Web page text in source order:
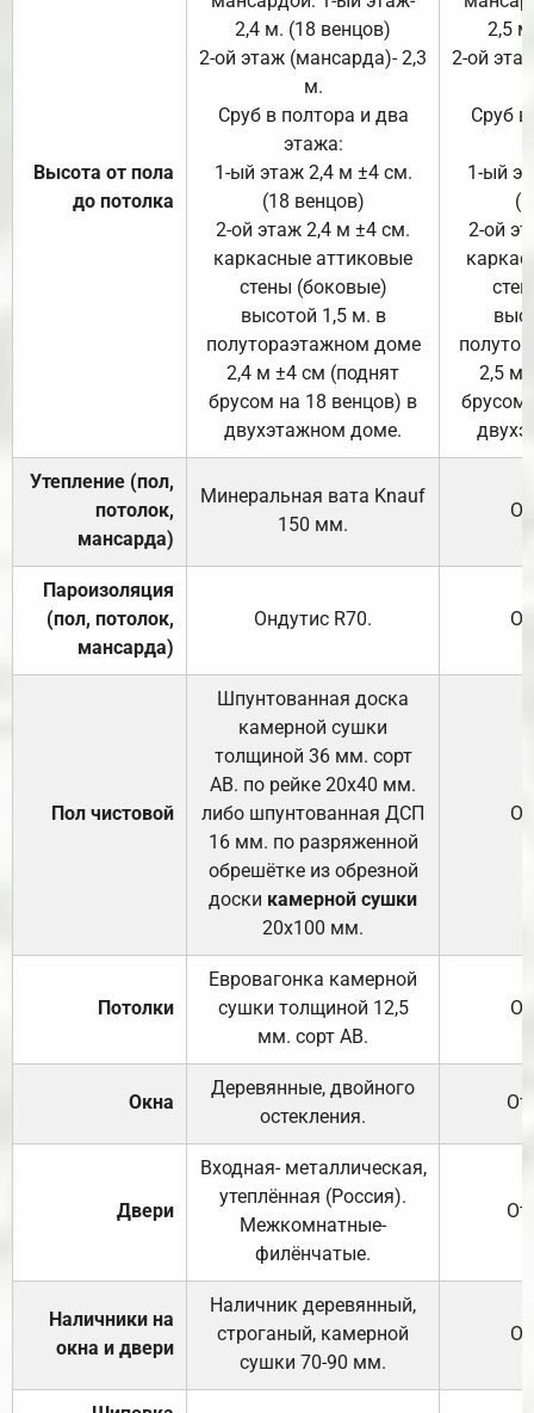
Высота от пола
до потолка
2,4 м. (18 венцов)
2-ой этаж (мансарда)- 2,3
м.
Сруб в полтора и два
этажа:
1-ый этаж 2,4 м ±4 см.
(18 венцов)
2-ой этаж 2,4 м ±4 см.
каркасные аттиковые
стены (боковые)
высотой 1,5 м. в
полутораэтажном доме
2,4 м ±4 см (поднят
брусом на 18 венцов) в
двухэтажном доме.
2,5
2-ой
Сруб
1-ый
2-ой
2,5 м
брусом
Утепление (пол,
потолок,
мансарда)
Минеральная вата Knauf
150 мм.
Пароизоляция
(пол, потолок,
мансарда)
Ондутис R70.
Пол чистовой
Шпунтованная доска
камерной сушки
толщиной 36 мм. сорт
АВ. по рейке 20х40 мм.
либо шпунтованная ДСП
16 мм. по разряженной
обрешётке из обрезной
доски камерной сушки
20х100 мм.
Потолки
Евровагонка камерной
сушки толщиной 12,5
мм. сорт АВ.
Окна
Деревянные, двойного
остекления.
Двери
Входная- металлическая,
утеплённая (Россия).
Межкомнатные-
филёнчатые.
Наличники на
окна и двери
Наличник деревянный,
строганый, камерной
сушки 70-90 мм.